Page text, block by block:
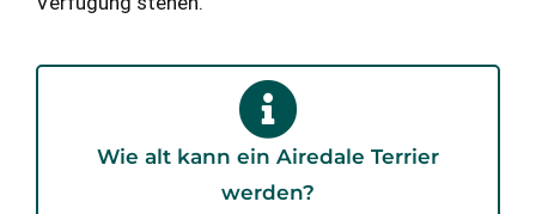
Wie alt kann ein Airedale Terrier
werden?